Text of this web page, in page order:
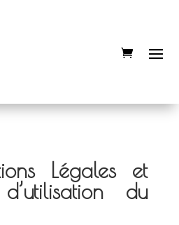
Légales et
du